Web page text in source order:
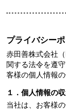
プライバシー
赤田善株式会社
関する法令を遵
客様の個人情報
１．個人情報の
当社は、お客様